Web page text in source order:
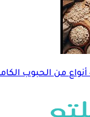
غير الشوفان- 4 أنواع من